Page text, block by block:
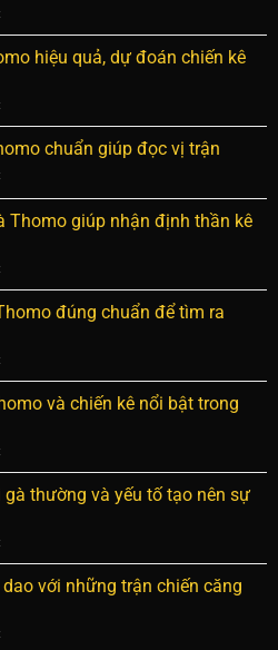
lâu
năm
chuẩn
đá
gà
Thomo
mới
thua
nặng
ở
Tỷ
lệ
gà
Thomo
là
soi
kèo
hiệu quả, dự đoán chiến kê
ở
7
cách
kèo
Thomo
hiệu
đoán
chiến
kê
chuẩn giúp đọc vị trận
ở
xem
Thomo
chuẩn
giúp
trận
Thomo giúp nhận định thần kê
ở
Kinh
nghiệm
Thomo
giúp
nhận
kê
có
ưu
đúng chuẩn để tìm ra
ở
Cách
chọn
Thomo
đúng
chuẩn
ra
chiến
kê
và chiến kê nổi bật trong
ở
Các
dòng
gà
Thomo
và
chiến
bật
gà thường và yếu tố tạo nên sự
ở
Gà
Thomo
gà
với những trận chiến căng
ở